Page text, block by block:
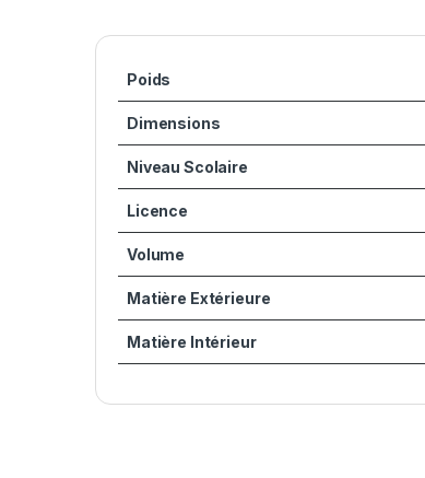
Poids
Dimensions
Niveau Scolaire
Licence
Volume
Matière Extérieure
Matière Intérieur